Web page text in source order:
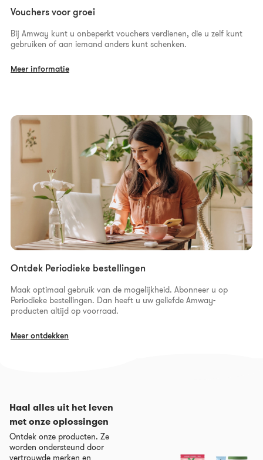
Vouchers voor groei
Bij Amway kunt u onbeperkt vouchers verdienen, die u zelf kunt
gebruiken of aan iemand anders kunt schenken.
Meer informatie
Ontdek Periodieke bestellingen
Maak optimaal gebruik van de mogelijkheid. Abonneer u op
Periodieke bestellingen. Dan heeft u uw geliefde Amway-
producten altijd op voorraad.
Meer ontdekken
Haal alles uit het leven
met onze oplossingen
Ontdek onze producten. Ze
worden ondersteund door
vertrouwde merken en